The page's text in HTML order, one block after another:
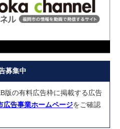
募集中
版の有料広告枠に掲載する広告
広告事業ホームページをご確認